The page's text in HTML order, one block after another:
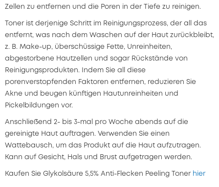
Zellen zu entfernen und die Poren in der Tiefe zu reinigen.
Toner ist derjenige Schritt im Reinigungsprozess, der all das
entfernt, was nach dem Waschen auf der Haut zurückbleibt,
z. B. Make-up, überschüssige Fette, Unreinheiten,
abgestorbene Hautzellen und sogar Rückstände von
Reinigungsprodukten. Indem Sie all diese
porenverstopfenden Faktoren entfernen, reduzieren Sie
Akne und beugen künftigen Hautunreinheiten und
Pickelbildungen vor.
Anschließend 2- bis 3-mal pro Woche abends auf die
gereinigte Haut auftragen. Verwenden Sie einen
Wattebausch, um das Produkt auf die Haut aufzutragen.
Kann auf Gesicht, Hals und Brust aufgetragen werden.
Kaufen Sie Glykolsäure 5,5% Anti-Flecken Peeling Toner hier